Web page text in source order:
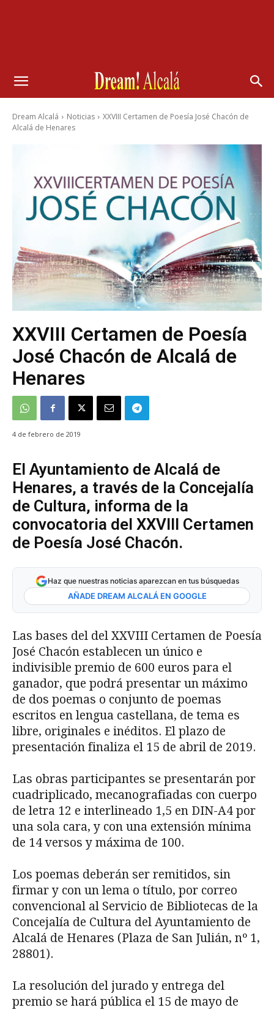
Dream Alcalá Noticias
XXVIII Certamen de Poesía José Chacón de
Alcalá de Henares
XXVIII Certamen de Poesía
José Chacón de Alcalá de
Henares
4 de febrero de 2019
El Ayuntamiento de Alcalá de
Henares, a través de la Concejalía
de Cultura, informa de la
convocatoria del XXVIII Certamen
de Poesía José Chacón.
Haz que nuestras noticias aparezcan en tus búsquedas
AÑADE DREAM ALCALÁ EN GOOGLE
Las bases del del XXVIII Certamen de Poesía
José Chacón establecen un único e
indivisible premio de 600 euros para el
ganador, que podrá presentar un máximo
de dos poemas o conjunto de poemas
escritos en lengua castellana, de tema es
libre, originales e inéditos. El plazo de
presentación finaliza el 15 de abril de 2019.
Las obras participantes se presentarán por
cuadriplicado, mecanografiadas con cuerpo
de letra 12 e interlineado 1,5 en DIN-A4 por
una sola cara, y con una extensión mínima
de 14 versos y máxima de 100.
Los poemas deberán ser remitidos, sin
firmar y con un lema o título, por correo
convencional al Servicio de Bibliotecas de la
Concejalía de Cultura del Ayuntamiento de
Alcalá de Henares (Plaza de San Julián, nº 1,
28801).
La resolución del jurado y entrega del
premio se hará pública el 15 de mayo de